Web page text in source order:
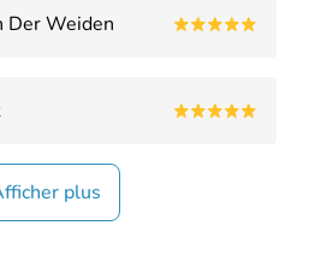
Der Weiden
plus